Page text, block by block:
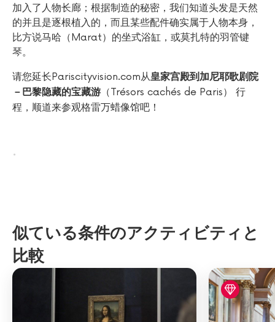
加入了人物长廊；根据制造的秘密，我们知道头发是天然
的并且是逐根植入的，而且某些配件确实属于人物本身，
比方说马哈（Marat）的坐式浴缸，或莫扎特的羽管键
琴。
请您延长Pariscityvision.com从皇家宫殿到加尼耶歌剧院
－巴黎隐藏的宝藏游 （Trésors cachés de Paris） 行
程，顺道来参观格雷万蜡像馆吧！
.
似ている条件のアクティビティと
比較